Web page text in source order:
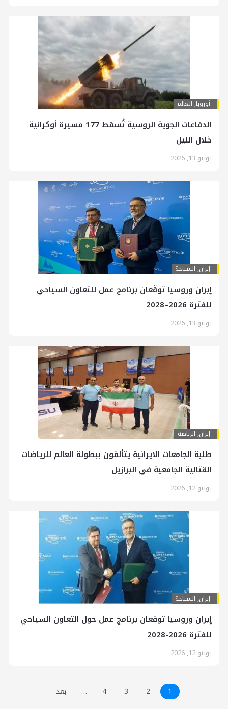
أوروبا, العالم
الدفاعات الجوية الروسية تُسقط 177 مسيرة أوكرانية
خلال الليل
يونيو 13, 2026
إيران, السياحة
إيران وروسيا توقّعان برنامج عمل للتعاون السياحي
للفترة 2026–2028
يونيو 13, 2026
إيران, الرياضة
طلبة الجامعات الايرانية يتألقون ببطولة العالم للرياضات
القتالية الجامعية في البرازيل
يونيو 12, 2026
إيران, السياحة
إيران وروسيا توقعان برنامج عمل حول التعاون السياحي
للفترة 2026-2028
يونيو 12, 2026
1
2
3
4
… بعد